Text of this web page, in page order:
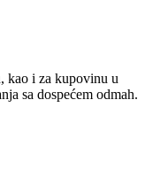
kao i za kupovinu u
sa dospećem odmah.